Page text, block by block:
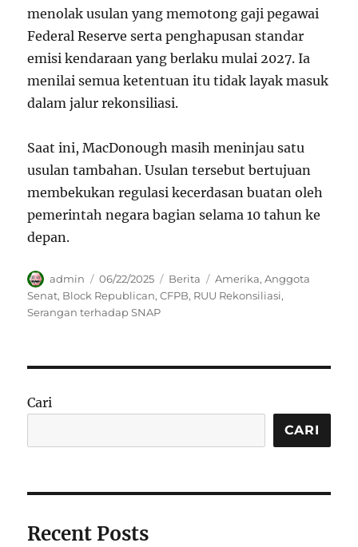
menolak usulan yang memotong gaji pegawai
Federal Reserve serta penghapusan standar
emisi kendaraan yang berlaku mulai 2027. Ia
menilai semua ketentuan itu tidak layak masuk
dalam jalur rekonsiliasi.
Saat ini, MacDonough masih meninjau satu
usulan tambahan. Usulan tersebut bertujuan
membekukan regulasi kecerdasan buatan oleh
pemerintah negara bagian selama 10 tahun ke
depan.
Author
admin
Posted
on
06/22/2025 Categories
Berita Tags
Amerika,Anggota
Senat, Block Republican,CFPB, RUU Rekonsiliasi,
Serangan terhadap SNAP
Cari
CARI
Recent Posts